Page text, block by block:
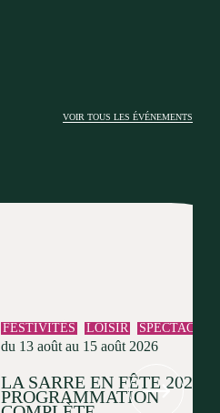
VOIR TOUS LES ÉVÉNEMENTS
FESTIVITÉS LOISIR SPECTACLE
du 13 août au 15 août 2026
LA SARRE EN FÊTE 2026 :
PROGRAMMATION